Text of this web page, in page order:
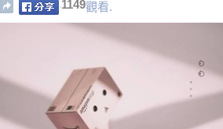
1149觀看.